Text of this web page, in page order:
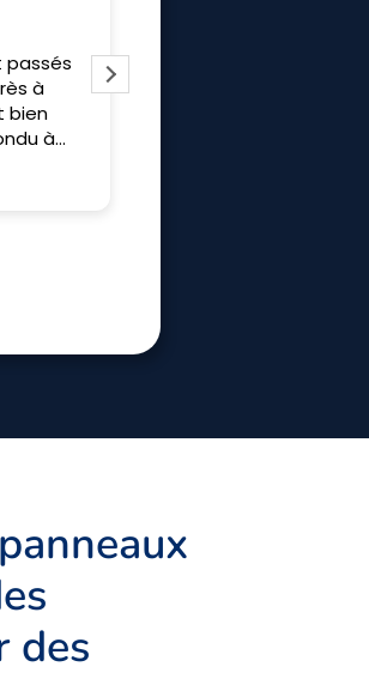
à
et
des